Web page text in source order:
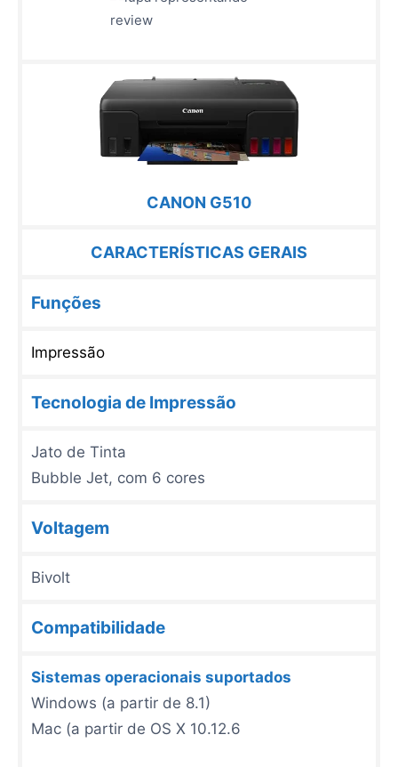
CANON G510
CARACTERÍSTICAS GERAIS
Funções
Impressão
Tecnologia de Impressão
Jato de Tinta
Bubble Jet, com 6 cores
Voltagem
Bivolt
Compatibilidade
Sistemas operacionais suportados
Windows (a partir de 8.1)
Mac (a partir de OS X 10.12.6